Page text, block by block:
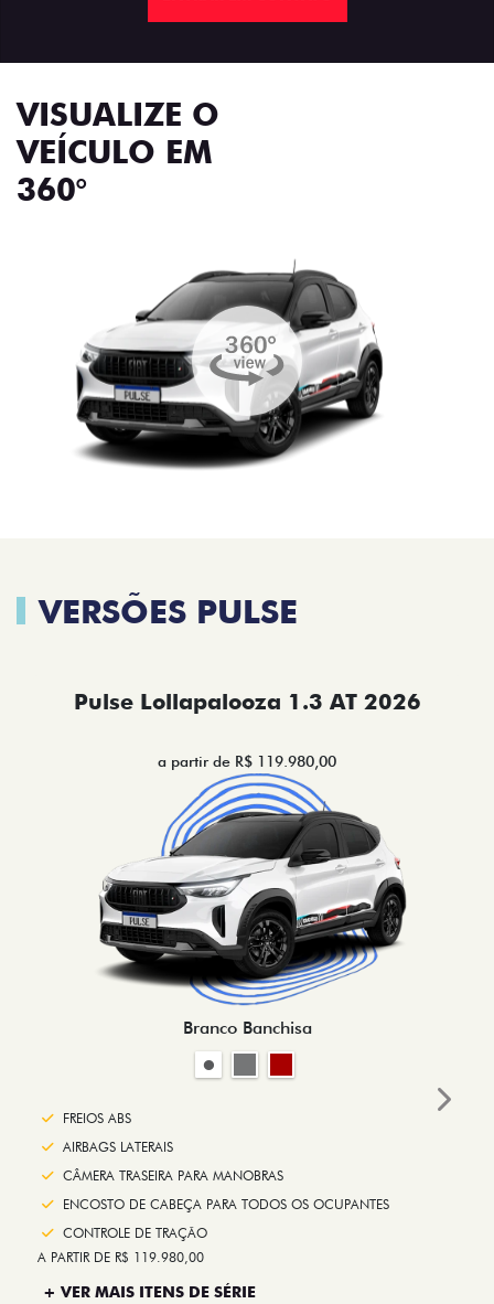
VISUALIZE O
VEÍCULO EM
360°
VERSÕES PULSE
Pulse Lollapalooza 1.3 AT 2026
a partir de R$ 119.980,00
Branco Banchisa
FREIOS ABS
AIRBAGS LATERAIS
CÂMERA TRASEIRA PARA MANOBRAS
ENCOSTO DE CABEÇA PARA TODOS OS OCUPANTES
CONTROLE DE TRAÇÃO
A PARTIR DE R$ 119.980,00
+ VER MAIS ITENS DE SÉRIE
Next